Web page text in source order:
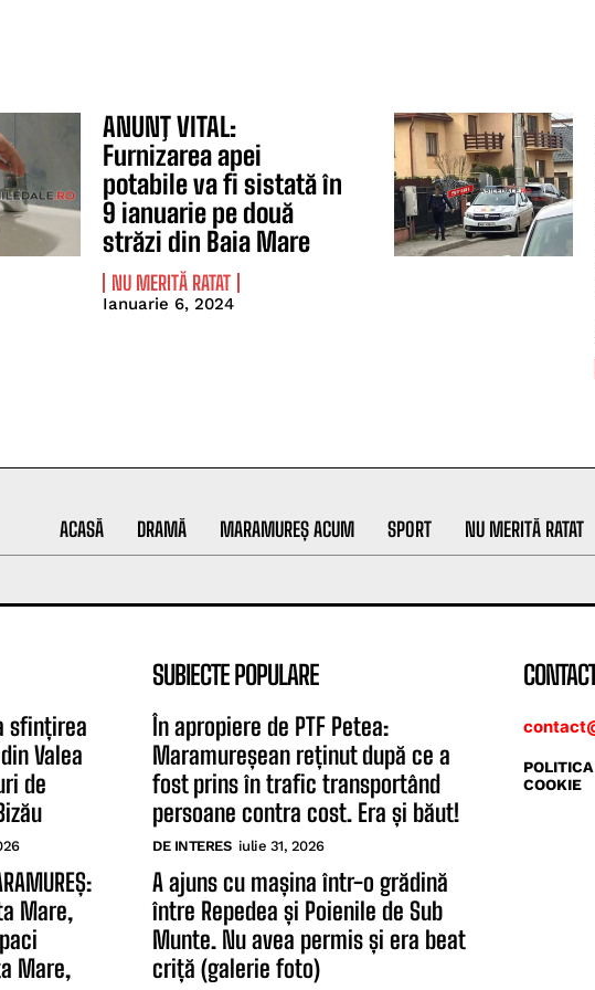
ANUNŢ VITAL:
Furnizarea apei
potabile va fi sistată în
9 ianuarie pe două
străzi din Baia Mare
NU MERITĂ RATAT
Ianuarie 6, 2024
ACASĂ DRAMĂ MARAMUREȘ ACUM SPORT NU MERITĂ RATAT
sfințirea
Valea
de
Mare,
Mare,
SUBIECTE POPULARE
În apropiere de PTF Petea:
Maramureșean reținut după ce a
fost prins în trafic transportând
persoane contra cost. Era și băut!
DE INTERES iulie 31, 2026
A ajuns cu mașina într-o grădină
între Repedea și Poienile de Sub
Munte. Nu avea permis și era beat
criță (galerie foto)
COOKIE